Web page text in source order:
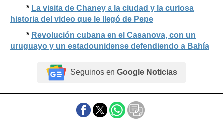
* La visita de Chaney a la ciudad y la curiosa
historia del video que le llegó de Pepe
* Revolución cubana en el Casanova, con un
uruguayo y un estadounidense defendiendo a Bahía
Seguinos en Google Noticias